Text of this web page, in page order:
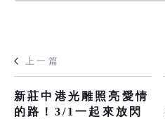
上一篇
新莊中港光雕照亮愛情
的路！3/1一起來放閃